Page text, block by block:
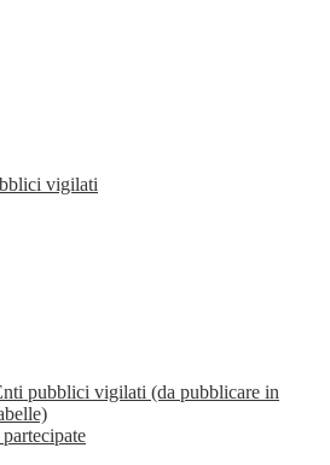
vigilati
pubblici vigilati (da pubblicare in